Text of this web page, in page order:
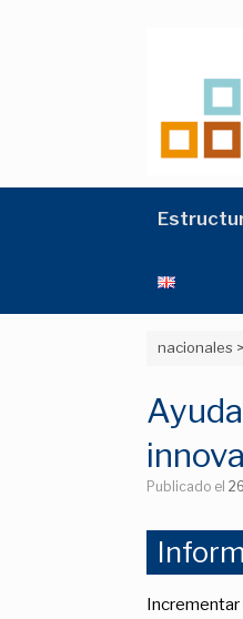
nacionales >
Publicado el
Incrementar